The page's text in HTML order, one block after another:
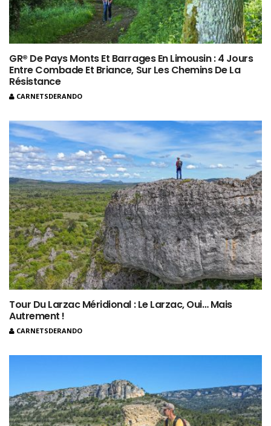
GR® De Pays Monts Et Barrages En Limousin : 4 Jours
Entre Combade Et Briance, Sur Les Chemins De La
Résistance
CARNETSDERANDO
Tour Du Larzac Méridional : Le Larzac, Oui… Mais
Autrement !
CARNETSDERANDO